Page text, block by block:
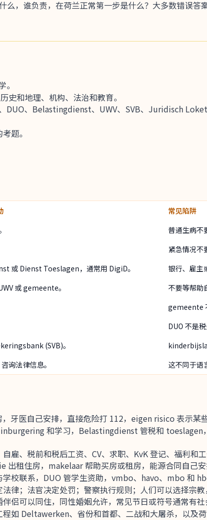
么，谁负责，在荷兰正常第一步是什么？大多数错误
史和地理、机构、法治和教育。
DUO、Belastingdienst、UWV、SVB、Juridisch
题。
常见陷阱
普通生病不
紧急情况不
或 Dienst Toeslagen，通常用 DigiD。
银行、雇
或 gemeente。
不要等帮助
gemeente
DUO 不是
(SVB)。
询法律信息。 这不同于语
牙医自己安排，直接危险打 112，eigen risico 表示某
和学习，Belastingdienst 管税和 toeslagen
雇、税前和税后工资、CV、求职、KvK 登记、福利和
租住房，makelaar 帮助买房或租房，能源合同自己
校联系，DUO 管学生资助，vmbo、havo、mbo 和
律；法官决定处罚；警察执行规则；人们可以选择宗
侣可以同住，同性婚姻允许，常见节日或符号通常有
如 Deltawerken、省份和首都、二战和大屠杀，以及